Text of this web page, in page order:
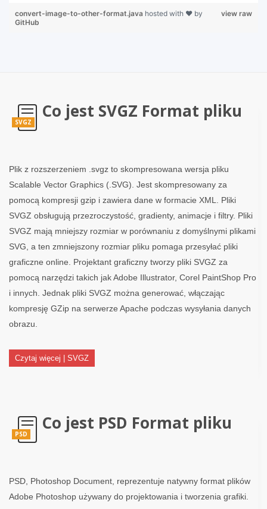
view raw
convert-image-to-other-format.java hosted with ❤ by
GitHub
SVGZ
Co jest SVGZ Format pliku
Plik z rozszerzeniem .svgz to skompresowana wersja pliku
Scalable Vector Graphics (.SVG). Jest skompresowany za
pomocą kompresji gzip i zawiera dane w formacie XML. Pliki
SVGZ obsługują przezroczystość, gradienty, animacje i filtry. Pliki
SVGZ mają mniejszy rozmiar w porównaniu z domyślnymi plikami
SVG, a ten zmniejszony rozmiar pliku pomaga przesyłać pliki
graficzne online. Projektant graficzny tworzy pliki SVGZ za
pomocą narzędzi takich jak Adobe Illustrator, Corel PaintShop Pro
i innych. Jednak pliki SVGZ można generować, włączając
kompresję GZip na serwerze Apache podczas wysyłania danych
obrazu.
Czytaj więcej | SVGZ
PSD
Co jest PSD Format pliku
PSD, Photoshop Document, reprezentuje natywny format plików
Adobe Photoshop używany do projektowania i tworzenia grafiki.